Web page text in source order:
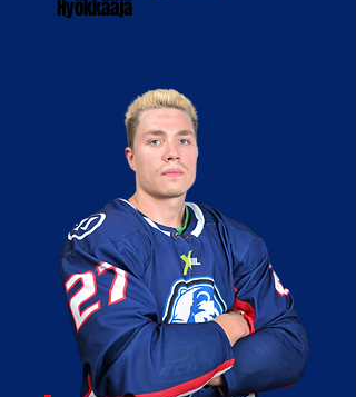
Hyökkääjä